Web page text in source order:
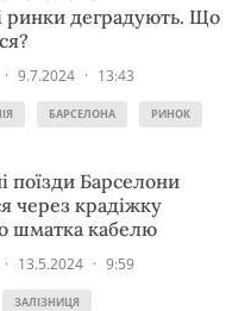
ринки деградують. Що
· 9.7.2024 · 13:43
БАРСЕЛОНА РИНОК
поїзди Барселони
через крадіжку
шматка кабелю
· 13.5.2024 · 9:59
ЗАЛІЗНИЦЯ